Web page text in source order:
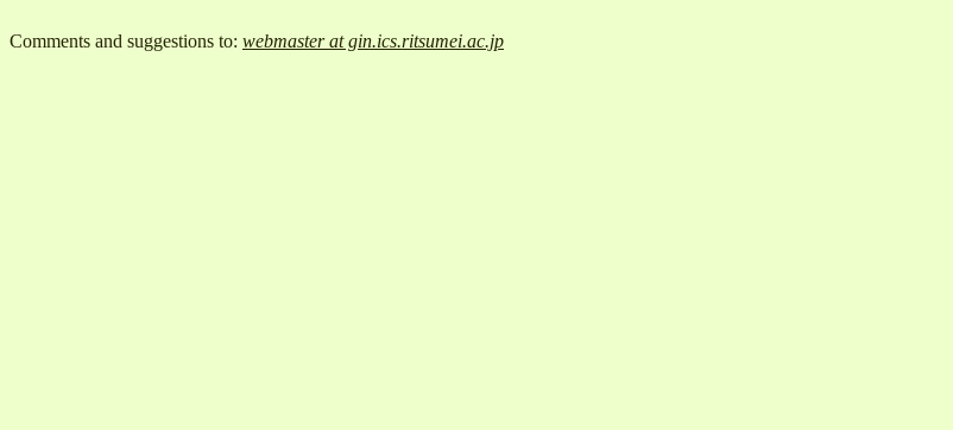
Comments and suggestions to: webmaste­r at gin­.ics.­ritsumei.ac­.jp